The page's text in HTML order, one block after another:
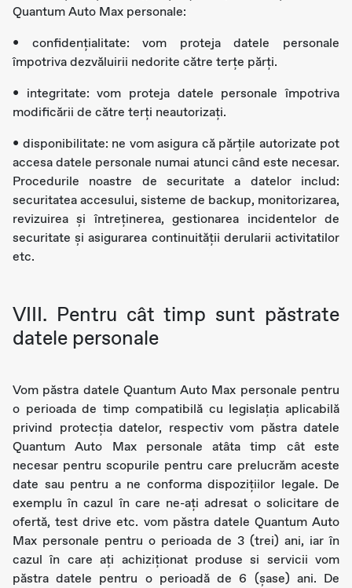
Quantum Auto Max personale:
• confidențialitate: vom proteja datele personale
împotriva dezvăluirii nedorite către terțe părți.
• integritate: vom proteja datele personale împotriva
modificării de către terți neautorizați.
• disponibilitate: ne vom asigura că părțile autorizate pot
accesa datele personale numai atunci când este necesar.
Procedurile noastre de securitate a datelor includ:
securitatea accesului, sisteme de backup, monitorizarea,
revizuirea și întreținerea, gestionarea incidentelor de
securitate și asigurarea continuității derularii activitatilor
etc.
VIII. Pentru cât timp sunt păstrate
datele personale
Vom păstra datele Quantum Auto Max personale pentru
o perioada de timp compatibilă cu legislația aplicabilă
privind protecția datelor, respectiv vom păstra datele
Quantum Auto Max personale atâta timp cât este
necesar pentru scopurile pentru care prelucrăm aceste
date sau pentru a ne conforma dispozițiilor legale. De
exemplu în cazul în care ne-ați adresat o solicitare de
ofertă, test drive etc. vom păstra datele Quantum Auto
Max personale pentru o perioada de 3 (trei) ani, iar în
cazul în care ați achiziționat produse si servicii vom
păstra datele pentru o perioadă de 6 (șase) ani. De